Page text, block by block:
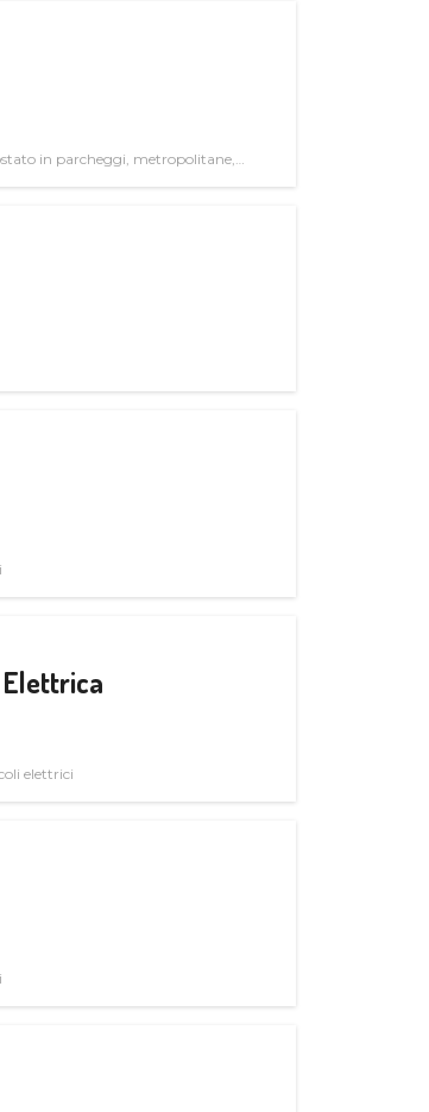
in parcheggi, metropolitane,
Elettrica
elettrici